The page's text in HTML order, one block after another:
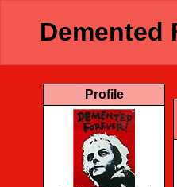
Demented
Profile